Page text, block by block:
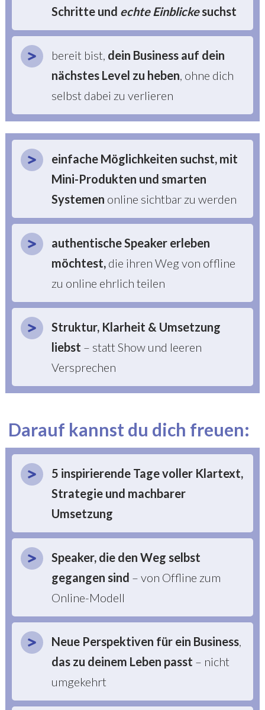
Schritte und echte Einblickesuchst
bereit bist, dein Business auf dein
nächstes Level zu heben, ohne dich
selbst dabei zu verlieren
einfache Möglichkeiten suchst, mit
Mini-Produkten und smarten
Systemen online sichtbar zu werden
authentische Speaker erleben
möchtest, die ihren Weg von offline
zu online ehrlich teilen
Struktur, Klarheit & Umsetzung
liebst – statt Show und leeren
Versprechen
Darauf kannst du dich freuen:
5 inspirierende Tage voller Klartext,
Strategie und machbarer
Umsetzung
Speaker, die den Weg selbst
gegangen sind – von Offline zum
Online-Modell
Neue Perspektiven für ein Business,
das zu deinem Leben passt – nicht
umgekehrt